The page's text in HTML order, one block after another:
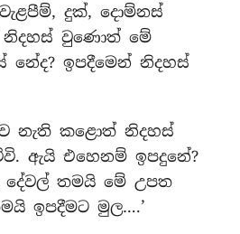
දුක්, දොම්නස්
නිදහස් වුණොත් මේ
නේද? ඉපදීමෙන් නිදහස්
නැති කළොත් නිදහස්
ඇයි එහෙනම් ඉපදුනේ?
දේවල් තමයි මේ උපත
ඉපදීමට මුල….’